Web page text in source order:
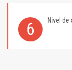
6 Nivel de